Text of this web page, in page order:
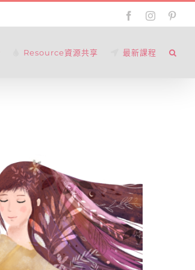
FacebookInstagram
Resource資源共享 最新課程